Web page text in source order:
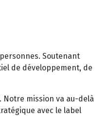
Soutenant
de développement, de
Notre mission va au-delà
avec le label